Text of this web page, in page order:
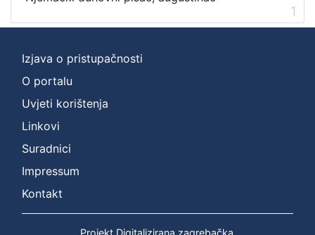
1
Izjava o pristupačnosti
O portalu
Uvjeti korištenja
Linkovi
Suradnici
Impressum
Kontakt
Projekt Digitalizirana zagrebačka